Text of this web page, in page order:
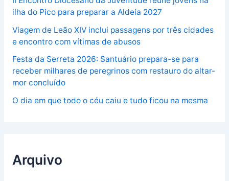
ilha do Pico para preparar a Aldeia 2027
Viagem de Leão XIV inclui passagens por três cidades
e encontro com vítimas de abusos
Festa da Serreta 2026: Santuário prepara-se para
receber milhares de peregrinos com restauro do altar-
mor concluído
O dia em que todo o céu caiu e tudo ficou na mesma
Arquivo